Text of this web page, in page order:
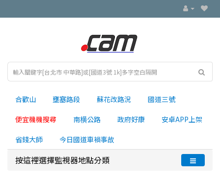
合歡山 壅塞路段 蘇花改路況 國道三號
便宜機機搜尋 南横公路 政府好康 安卓APP上架
省錢大師 今日國道車禍事故
按這裡選擇監視器地點分類